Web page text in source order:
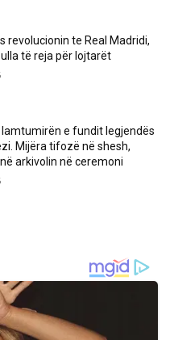
revolucionin te Real Madridi,
të reja për lojtarët
lamtumirën e fundit legjendës
Mijëra tifozë në shesh,
arkivolin në ceremoni